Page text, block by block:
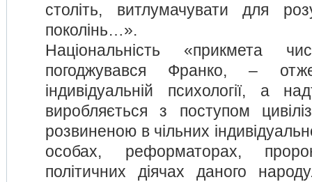
століть, витлумачувати для
поколінь…».
Національність «прикмета
погоджувався Франко, –
індивідуальній психології, а
виробляється з поступом
розвиненою в чільних
особах, реформаторах,
політичних діячах даного